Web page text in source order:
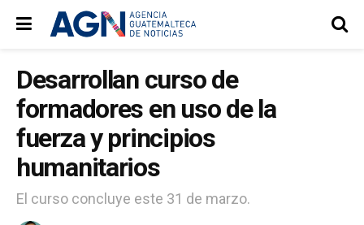
Desarrollan curso de
formadores en uso de la
fuerza y principios
humanitarios
El curso concluye este 31 de marzo.